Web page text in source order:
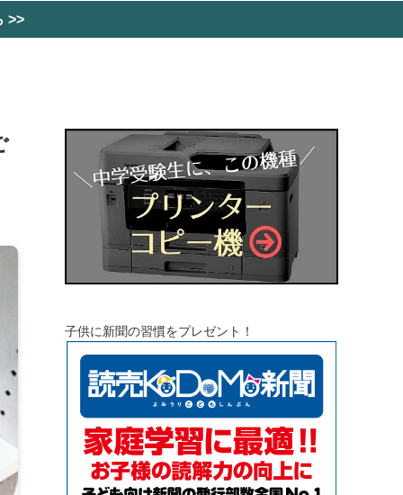
>>
子供に新聞の習慣をプレゼント！